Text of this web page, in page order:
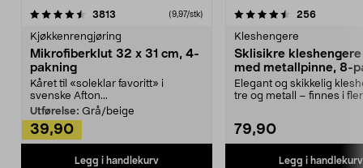
3813 anmeldelser(9,97/stk)
Kjøkkenrengjøring
Mikrofiberklut 32 x 31 cm, 4-
pakning
Kåret til «soleklar favoritt» i
svenske Afton...
Utførelse: Grå/beige
39,90
Legg i handlekurv
4.5av 5 stjerner 256
Kleshengere
Sklisikre
med metallpinne, 8-
Elegant og skikkelig
tre og metall – finnes i
79,90
Legg i handlekurv
4.5av 5 stjerner